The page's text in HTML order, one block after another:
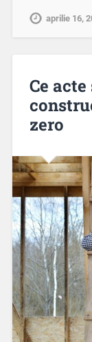
aprilie 16,
Ce
zero